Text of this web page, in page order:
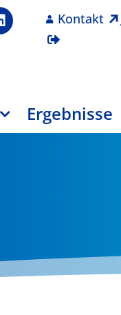
Kontakt
Ergebnisse